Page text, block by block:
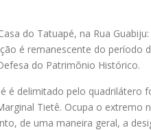
do Tatuapé, na Rua
é remanescente do período
do Patrimônio Histórico.
é delimitado pelo quadrilátero
Tietê. Ocupa o
de uma maneira geral, a